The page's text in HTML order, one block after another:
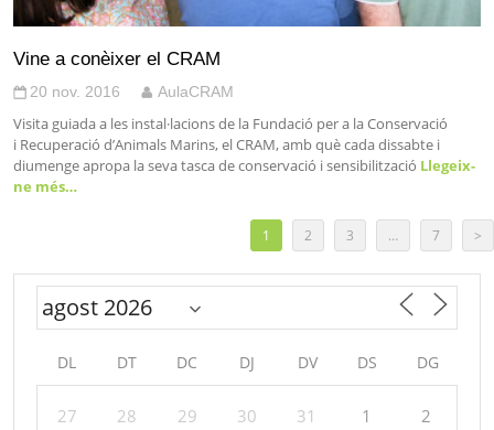
Vine a conèixer el CRAM
20 nov. 2016 AulaCRAM
Visita guiada a les instal·lacions de la Fundació per a la Conservació
i Recuperació d’Animals Marins, el CRAM, amb què cada dissabte i
diumenge apropa la seva tasca de conservació i sensibilització Llegeix-
ne més…
1 2 3 … 7 >
DL DT DC DJ DV DS DG
27 28 29 30 31 1 2